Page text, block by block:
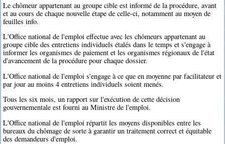
Le chômeur appartenant au groupe cible est informé de la procédure, avant
et au cours de chaque nouvelle étape de celle-ci, notamment au moyen de
feuilles info.
L'Office national de l'emploi effectue avec les chômeurs appartenant au
groupe cible des entretiens individuels étalés dans le temps et s'engage à
informer les organismes de paiement et les organismes régionaux de l'état
d'avancement de la procédure pour chaque dossier.
L'Office national de l'emploi s'engage à ce que en moyenne par facilitateur et
par jour au moins 4 entretiens individuels soient menés.
Tous les six mois, un rapport sur l'exécution de cette décision
gouvernementale est fourni au Ministre de l'emploi.
L'Office national de l'emploi répartit les moyens disponibles entre les
bureaux du chômage de sorte à garantir un traitement correct et équitable
des demandeurs d'emploi.